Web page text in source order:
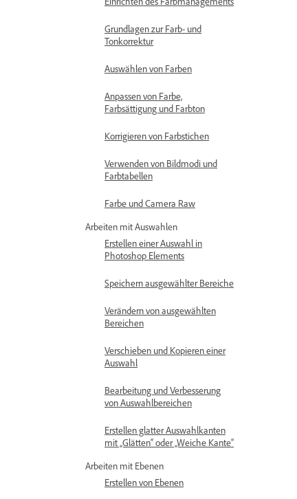
Grundlagen zur Farb- und
Tonkorrektur
Auswählen von Farben
Anpassen von Farbe,
Farbsättigung und Farbton
Korrigieren von Farbstichen
Verwenden von Bildmodi und
Farbtabellen
Farbe und Camera Raw
Arbeiten mit Auswahlen
Erstellen einer Auswahl in
Photoshop Elements
Speichern ausgewählter Bereiche
Verändern von ausgewählten
Bereichen
Verschieben und Kopieren einer
Auswahl
Bearbeitung und Verbesserung
von Auswahlbereichen
Erstellen glatter Auswahlkanten
mit „Glätten“ oder „Weiche Kante“
Arbeiten mit Ebenen
Erstellen von Ebenen